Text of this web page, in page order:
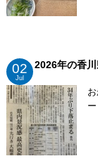
02
Jul
2026年の香